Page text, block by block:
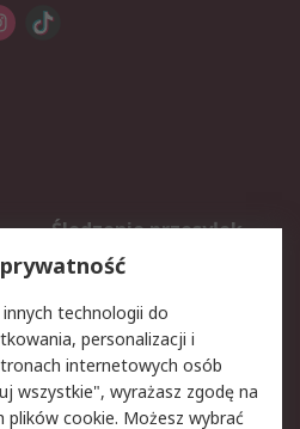
Śledzenie przesyłek
Rejestracja
Polityka dotycząca
technologii do
personalizacji i
internetowych osób
wszystkie", wyrażasz zgodę na
plików cookie. Możesz wybrać